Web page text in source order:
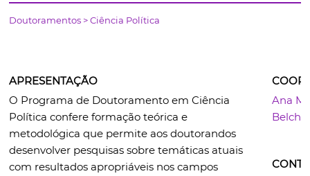
Doutoramentos >Ciência Política
APRESENTAÇÃO
O Programa de Doutoramento em Ciência
Política confere formação teórica e
metodológica que permite aos doutorandos
desenvolver pesquisas sobre temáticas atuais
com resultados apropriáveis nos campos
Ana